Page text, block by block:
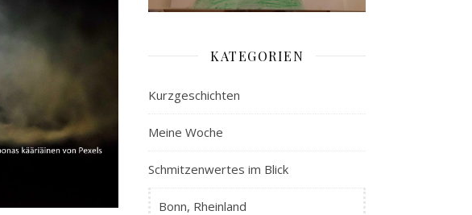
KATEGORIEN
Kurzgeschichten
Meine Woche
Schmitzenwertes im Blick
Bonn, Rheinland